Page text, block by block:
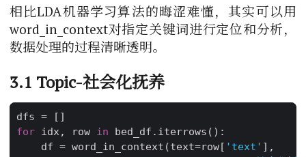
相比LDA机器学习算法的晦涩难懂，其实可以用
word_in_context对指定关键词进行定位和分析，
数据处理的过程清晰透明。
3.1 Topic-社会化抚养
dfs =
[]
for idx, row in bed_df . iterrows ():
df = word_in_context (text=row[ 'text' ],